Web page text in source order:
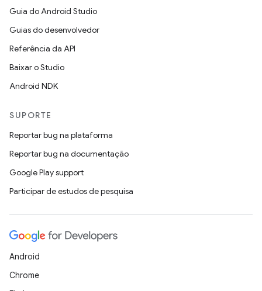
Guia do Android Studio
Guias do desenvolvedor
Referência da API
Baixar o Studio
Android NDK
SUPORTE
Reportar bug na plataforma
Reportar bug na documentação
Google Play support
Participar de estudos de pesquisa
Android
Chrome